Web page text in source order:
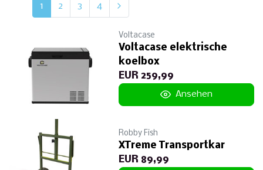
1 2 3 4
Voltacase
Voltacase elektrische
koelbox
EUR 259,99
Ansehen
Robby Fish
XTreme Transportkar
EUR 89,99